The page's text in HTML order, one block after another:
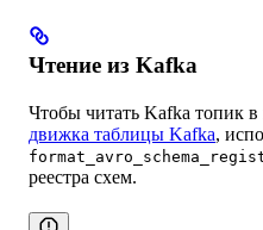
Чтение из Kafka
Чтобы читать Kafka топик
движка таблицы Kafka,
реестра схем.